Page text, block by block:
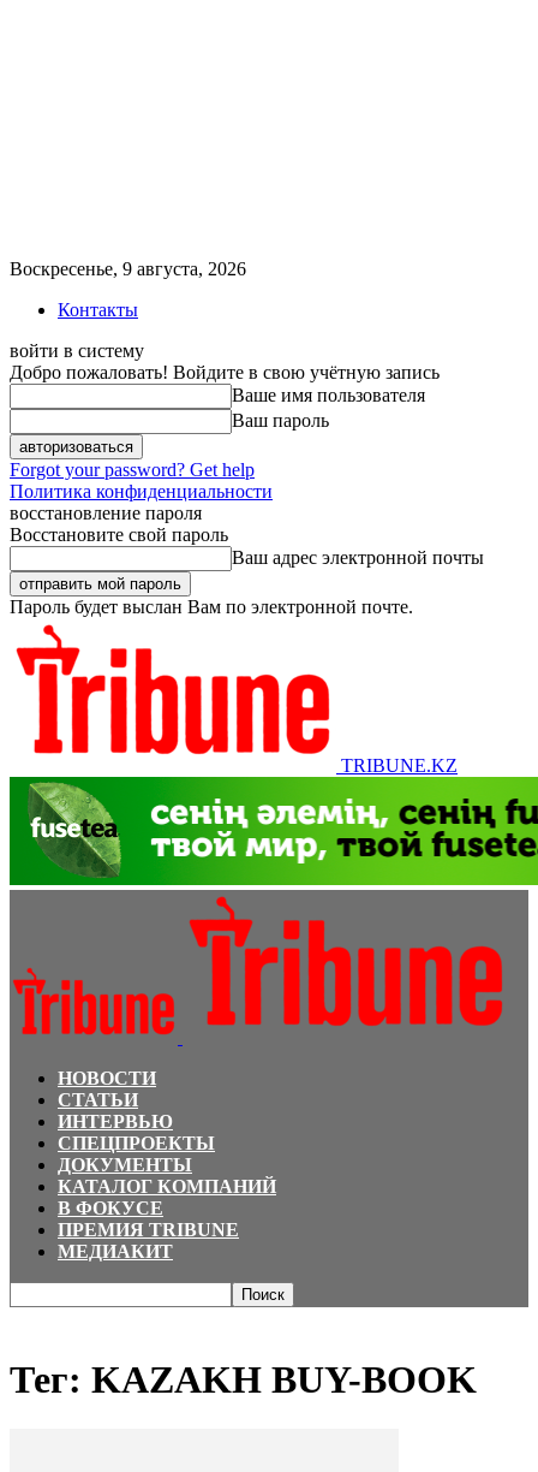
Воскресенье, 9 августа, 2026
Контакты
войти в систему
Добро пожаловать! Войдите в свою учётную запись
Ваше имя пользователя
Ваш пароль
Forgot your password? Get help
Политика конфиденциальности
восстановление пароля
Восстановите свой пароль
Ваш адрес электронной почты
Пароль будет выслан Вам по электронной почте.
TRIBUNE.KZ
НОВОСТИ
СТАТЬИ
ИНТЕРВЬЮ
СПЕЦПРОЕКТЫ
ДОКУМЕНТЫ
КАТАЛОГ КОМПАНИЙ
В ФОКУСЕ
ПРЕМИЯ TRIBUNE
МЕДИАКИТ
Тег: KAZAKH BUY-BOOK